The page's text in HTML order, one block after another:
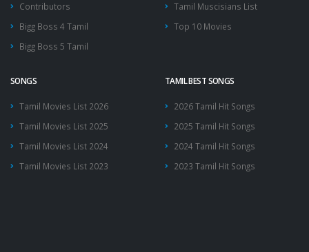
Contributors
Bigg Boss 4 Tamil
Bigg Boss 5 Tamil
Tamil Muscisians List
Top 10 Movies
SONGS
Tamil Movies List 2026
Tamil Movies List 2025
Tamil Movies List 2024
Tamil Movies List 2023
TAMIL BEST SONGS
2026 Tamil Hit Songs
2025 Tamil Hit Songs
2024 Tamil Hit Songs
2023 Tamil Hit Songs